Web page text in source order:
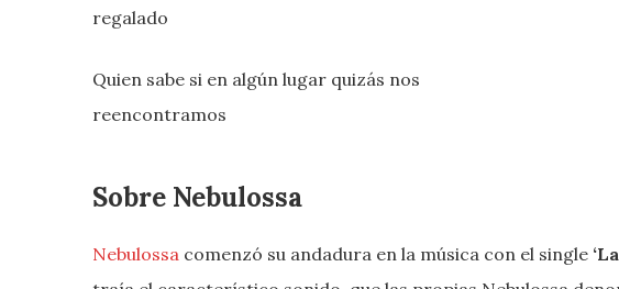
regalado
Quien sabe si en algún lugar quizás nos
reencontramos
Sobre Nebulossa
Nebulossa comenzó su andadura en la música con el single